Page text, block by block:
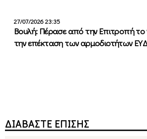
27/07/2026 23:35
Βουλή: Πέρασε από την Επιτροπή το
την επέκταση των αρμοδιοτήτων
ΔΙΑΒΑΣΤΕ ΕΠΙΣΗΣ